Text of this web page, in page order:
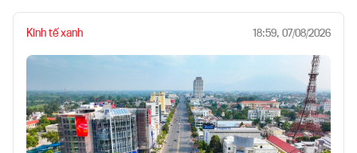
Kinh tế xanh 18:59, 07/08/2026